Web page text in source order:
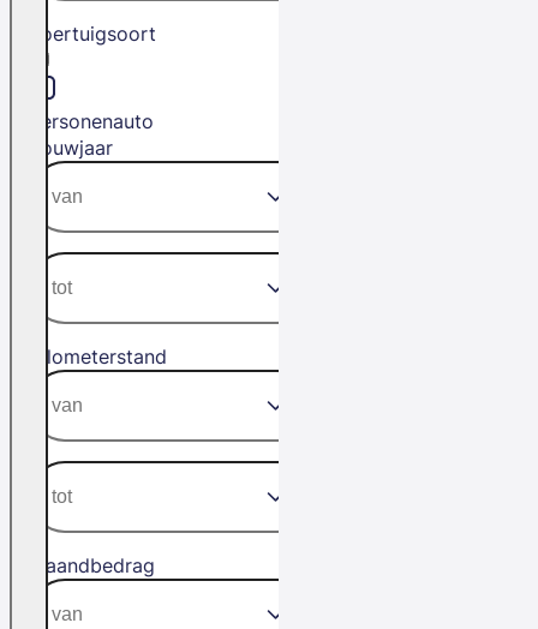
Voertuigsoort
Personenauto
Bouwjaar
Kilometerstand
Maandbedrag